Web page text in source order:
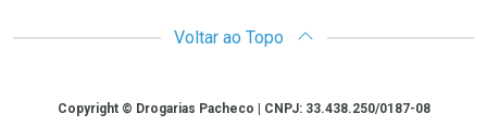
Voltar ao Topo
CopyrightCopyright © Drogarias Pacheco | CNPJ: 33.438.250/0187-08